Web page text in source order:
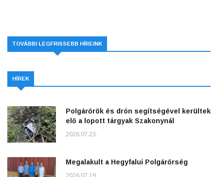
TOVÁBBI LEGFRISSEBB HÍREINK
HÍREK
Polgárőrök és drón segítségével kerültek
elő a lopott tárgyak Szakonynál
2026.07.23.
Megalakult a Hegyfalui Polgárőrség